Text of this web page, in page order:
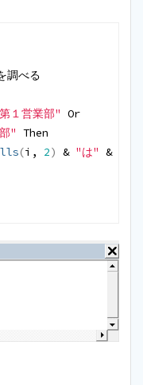
調べる
１営業部"
" Then
(i, 2) & "は"
&